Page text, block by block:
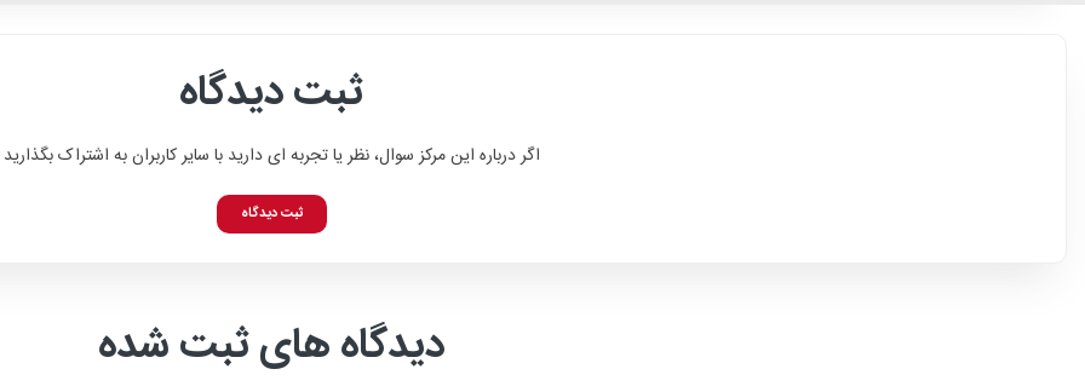
ثبت دیدگاه
اگر درباره این مرکز سوال، نظر یا تجربه ای دارید با سایر کاربران به اشتراک بگذارید
ثبت دیدگاه
دیدگاه های ثبت شده